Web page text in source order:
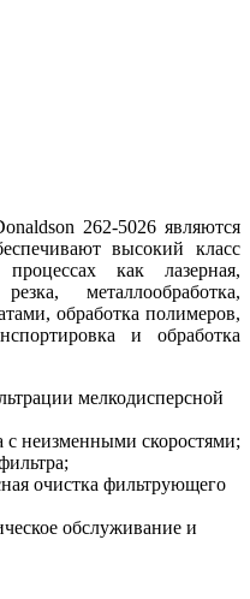
262-5026 являются
высокий класс
как лазерная,
металлообработка,
обработка полимеров,
и обработка
мелкодисперсной
с неизменными скоростями;
очистка фильтрующего
обслуживание и